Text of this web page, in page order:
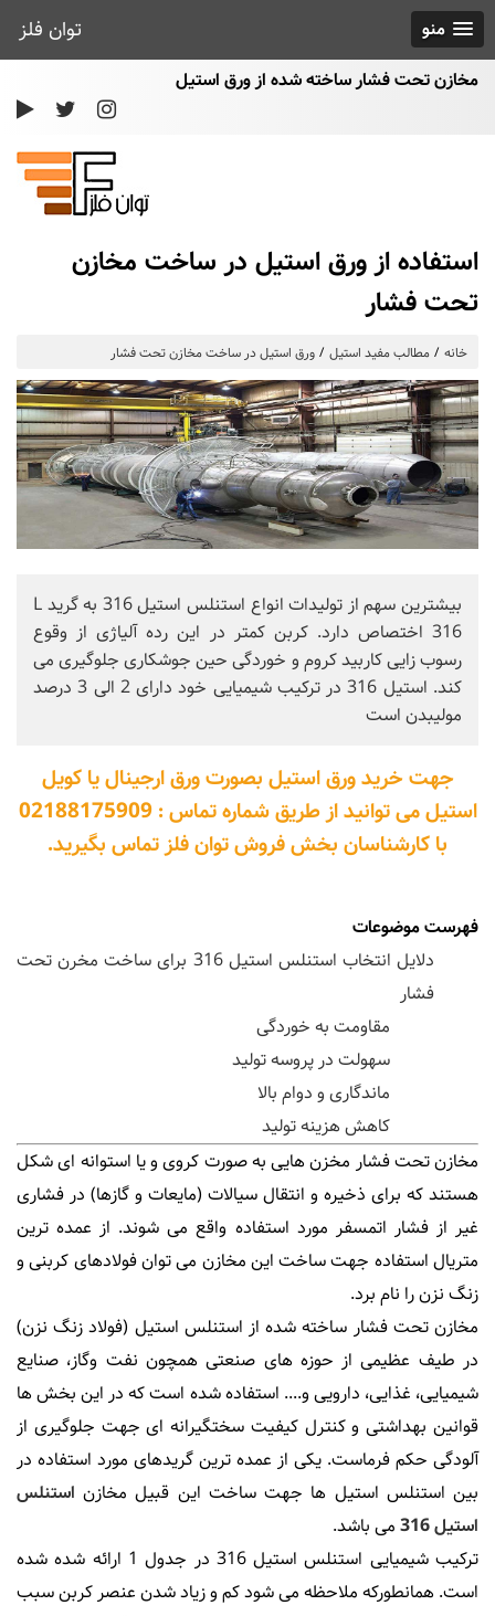
توان فلز
منو
مخازن تحت فشار ساخته شده از ورق استیل
استفاده از ورق استیل در ساخت مخازن
تحت فشار
خانه مطالب مفید استیل ورق استیل در ساخت مخازن تحت فشار
بیشترین سهم از تولیدات انواع استنلس استیل 316 به گرید L
316 اختصاص دارد. کربن کمتر در این رده آلیاژی از وقوع
رسوب زایی کاربید کروم و خوردگی حین جوشکاری جلوگیری می
کند. استیل 316 در ترکیب شیمیایی خود دارای 2 الی 3 درصد
مولیبدن است
جهت خرید ورق استیل بصورت ورق ارجینال یا کویل
استیل می توانید از طریق شماره تماس : 02188175909
با کارشناسان بخش فروش توان فلز تماس بگیرید.
فهرست موضوعات
دلایل انتخاب استنلس استیل 316 برای ساخت مخرن تحت
فشار
مقاومت به خوردگی
سهولت در پروسه تولید
ماندگاری و دوام بالا
کاهش هزینه تولید
مخازن تحت فشار مخزن هایی به صورت کروی و یا استوانه ای شکل
هستند که برای ذخیره و انتقال سیالات (مایعات و گازها) در فشاری
غیر از فشار اتمسفر مورد استفاده واقع می شوند. از عمده ترین
متریال استفاده جهت ساخت این مخازن می توان فولادهای کربنی و
زنگ نزن را نام برد.
مخازن تحت فشار ساخته شده از استنلس استیل (فولاد زنگ نزن)
در طیف عظیمی از حوزه های صنعتی همچون نفت وگاز، صنایع
شیمیایی، غذایی، دارویی و.... استفاده شده است که در این بخش ها
قوانین بهداشتی و کنترل کیفیت سختگیرانه ای جهت جلوگیری از
آلودگی حکم فرماست. یکی از عمده ترین گریدهای مورد استفاده در
بین استنلس استیل ها جهت ساخت این قبیل مخازن استنلس
استیل 316
می باشد.
ترکیب شیمیایی استنلس استیل 316 در جدول 1 ارائه شده شده
است. همانطورکه ملاحظه می شود کم و زیاد شدن عنصر کربن سبب